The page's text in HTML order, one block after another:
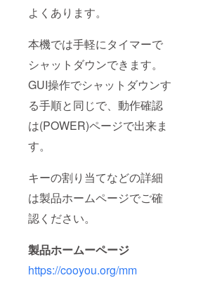
よくあります。
本機では手軽にタイマーで
シャットダウンできます。
GUI操作でシャットダウンす
る手順と同じで、動作確認
は(POWER)ページで出来ま
す。
キーの割り当てなどの詳細
は製品ホームページでご確
認ください。
製品ホームーページ
https://cooyou.org/mm